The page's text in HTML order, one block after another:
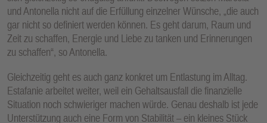
und Antonella nicht auf die Erfüllung einzelner Wünsche, „die auch
gar nicht so definiert werden können. Es geht darum, Raum und
Zeit zu schaffen, Energie und Liebe zu tanken und Erinnerungen
zu schaffen“, so Antonella.
Gleichzeitig geht es auch ganz konkret um Entlastung im Alltag.
Estafanie arbeitet weiter, weil ein Gehaltsausfall die finanzielle
Situation noch schwieriger machen würde. Genau deshalb ist jede
Unterstützung auch eine Form von Stabilität – ein kleines Stück